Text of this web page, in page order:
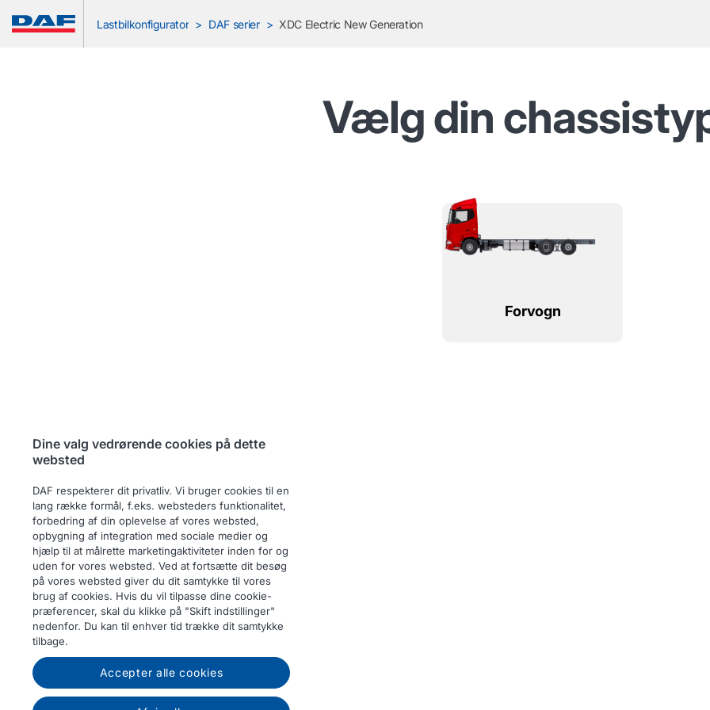
Lastbilkonfigurator DAF serier XDC Electric New Generation
Vælg din
Forvogn
Dine valg vedrørende cookies på dette
websted
DAF respekterer dit privatliv. Vi bruger cookies til en
lang række formål, f.eks. websteders funktionalitet,
forbedring af din oplevelse af vores websted,
opbygning af integration med sociale medier og
hjælp til at målrette marketingaktiviteter inden for og
uden for vores websted. Ved at fortsætte dit besøg
på vores websted giver du dit samtykke til vores
brug af cookies. Hvis du vil tilpasse dine cookie-
præferencer, skal du klikke på "Skift indstillinger"
nedenfor. Du kan til enhver tid trække dit samtykke
tilbage.
Accepter alle cookies